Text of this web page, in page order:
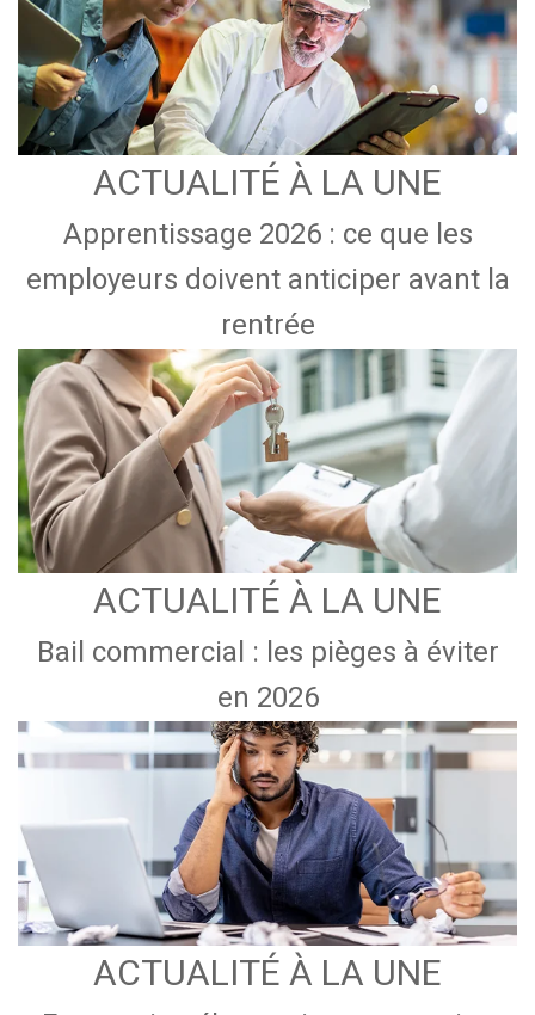
ACTUALITÉ À LA UNE
Apprentissage 2026 : ce que les
employeurs doivent anticiper avant la
rentrée
ACTUALITÉ À LA UNE
Bail commercial : les pièges à éviter
en 2026
ACTUALITÉ À LA UNE